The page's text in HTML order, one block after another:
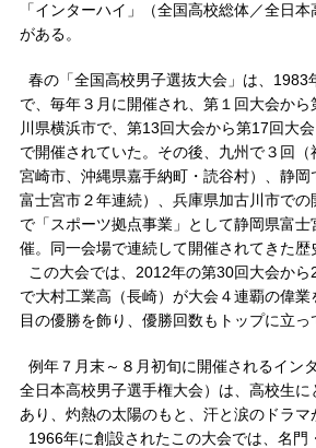
「インターハイ」（全国高校総体／全日本
がある。
春の「全国高校男子選抜大会」は、1983
で、毎年３月に開催され、第１回大会か
川県横浜市で、第13回大会から第17回大
で開催されていた。その後、九州で３回
宮崎市、沖縄県嘉手納町・読谷村）、静岡
富士宮市２年連続）、兵庫県加古川市での
で「スポーツ拠点事業」として静岡県富士
催。同一会場で連続して開催されてきた歴
この大会では、2012年の第30回大会から
で大村工業高（長崎）が大会４連覇の偉
目の優勝を飾り、優勝回数もトップに立っ
例年７月末～８月初旬に開催されるイン
全日本高校男子選手権大会）は、高校生に
あり、灼熱の太陽のもと、汗と涙のドラマ
1966年に創設されたこの大会では、名門